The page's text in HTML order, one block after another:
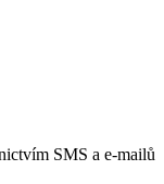
SMS a e-mailů